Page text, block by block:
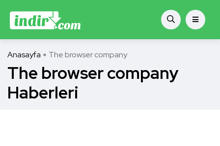
Anasayfa The browser company
The browser company
Haberleri